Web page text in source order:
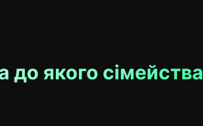
до якого сімейства